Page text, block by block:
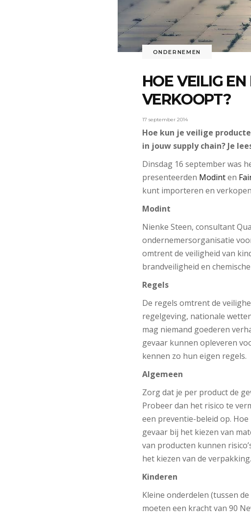
ONDERNEMEN
HOE VEILIG
VERKOOPT?
17 september 2014
Hoe kun je veilige
in jouw supply chain? Je
Dinsdag 16 september was
presenteerden Modinten
kunt importeren en
Modint
Nienke Steen, consultant
ondernemersorganisatie
omtrent de veiligheid van
brandveiligheid en
Regels
De regels omtrent de
regelgeving, nationale
mag niemand goederen
gevaar kunnen opleveren
kennen zo hun eigen regels.
Algemeen
Zorg dat je per product de
Probeer dan het risico te
een preventie-beleid op.
gevaar bij het kiezen van
van producten kunnen
het kiezen van de
Kinderen
Kleine onderdelen (tussen
moeten een kracht van 90